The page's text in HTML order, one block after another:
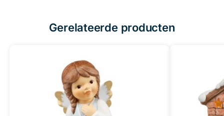
Gerelateerde producten